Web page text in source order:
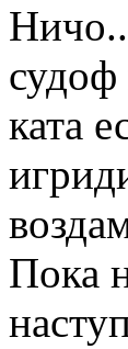
ката
Пока